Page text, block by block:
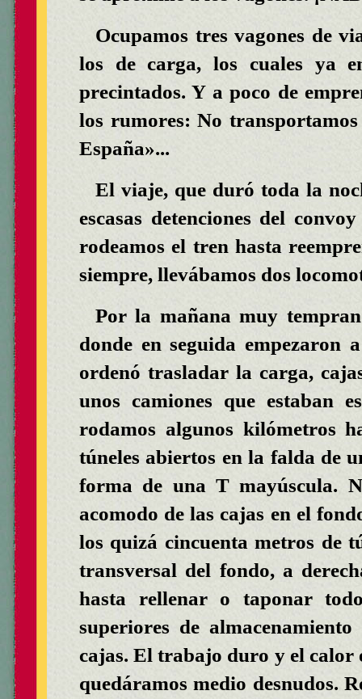
Ocupamos tres vagones de
los de carga, los cuales ya
precintados. Y a poco de
los rumores: No
España»...
El viaje, que duró toda la
escasas detenciones del
rodeamos el tren hasta
siempre, llevábamos dos
Por la mañana muy
donde en seguida empezaron
ordenó trasladar la carga,
unos camiones que estaban
rodamos algunos kilómetros
túneles abiertos en la falda de
forma de una T mayúscula.
acomodo de las cajas en el
los quizá cincuenta metros de
transversal del fondo, a
hasta rellenar o taponar
superiores de
cajas. El trabajo duro y el calor
quedáramos medio desnudos.